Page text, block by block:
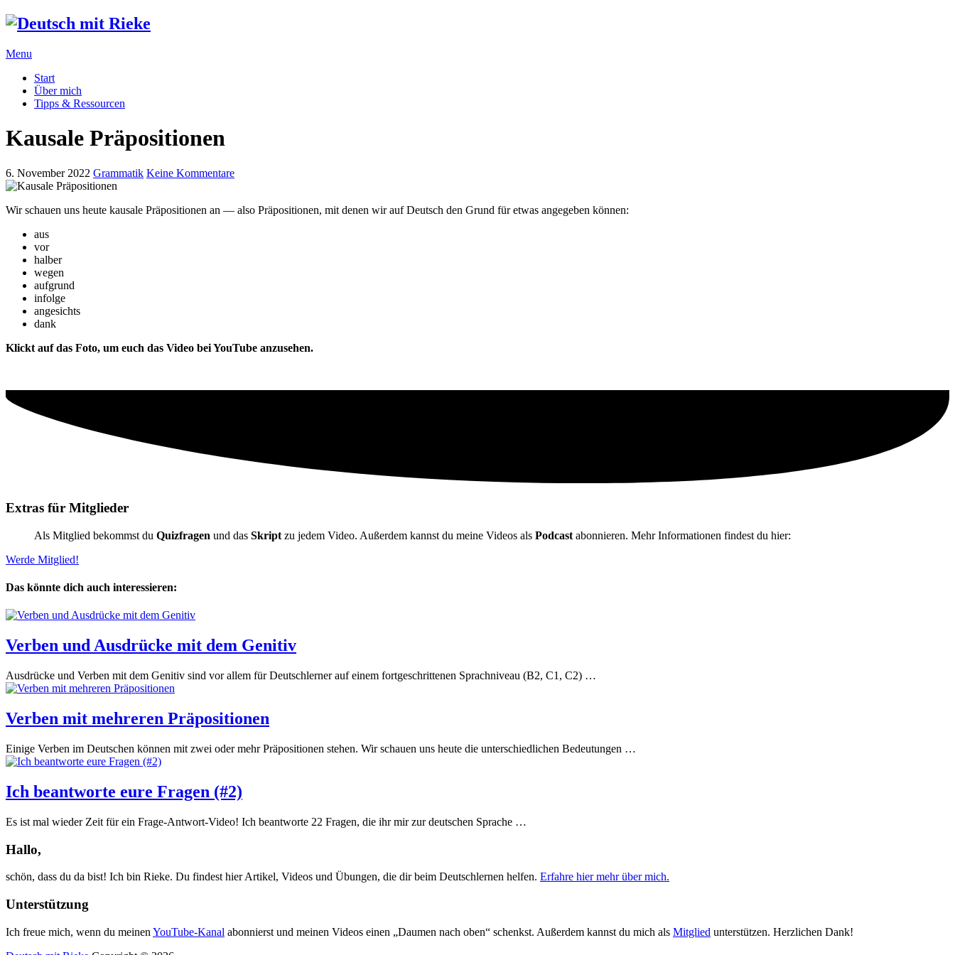
Menu
Start
Über mich
Tipps & Ressourcen
Kausale Präpositionen
6. November 2022 Grammatik Keine Kommentare
Wir schauen uns heute kausale Präpositionen an — also Präpositionen, mit denen wir auf Deutsch den Grund für etwas angegeben können:
aus
vor
halber
wegen
aufgrund
infolge
angesichts
dank
Klickt auf das Foto, um euch das Video bei YouTube anzusehen.
Extras für Mitglieder
Als Mitglied bekommst du Quizfragen und das Skript zu jedem Video. Außerdem kannst du meine Videos als Podcast abonnieren. Mehr Informationen findest du hier:
Werde Mitglied!
Das könnte dich auch interessieren:
Verben und Ausdrücke mit dem Genitiv
Ausdrücke und Verben mit dem Genitiv sind vor allem für Deutschlerner auf einem fortgeschrittenen Sprachniveau (B2, C1, C2) …
Verben mit mehreren Präpositionen
Einige Verben im Deutschen können mit zwei oder mehr Präpositionen stehen. Wir schauen uns heute die unterschiedlichen Bedeutungen …
Ich beantworte eure Fragen (#2)
Es ist mal wieder Zeit für ein Frage-Antwort-Video! Ich beantworte 22 Fragen, die ihr mir zur deutschen Sprache …
Hallo,
schön, dass du da bist! Ich bin Rieke. Du findest hier Artikel, Videos und Übungen, die dir beim Deutschlernen helfen. Erfahre hier mehr über mich.
Unterstützung
Ich freue mich, wenn du meinen YouTube-Kanal abonnierst und meinen Videos einen „Daumen nach oben“ schenkst. Außerdem kannst du mich als Mitglied unterstützen. Herzlichen Dank!